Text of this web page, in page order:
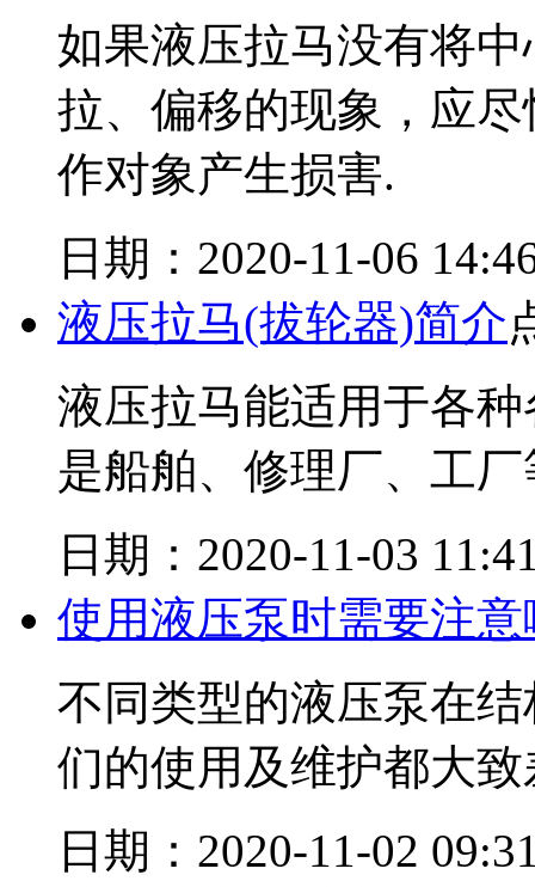
如果液压拉马没有将
拉、偏移的现象，应
作对象产生损害.
日期：2020-11-06
液压拉马(拔轮器)简介
液压拉马能适用于各
是船舶、修理厂、工
日期：2020-11-03
使用液压泵时需要注意
不同类型的液压泵在
们的使用及维护都大
日期：2020-11-02